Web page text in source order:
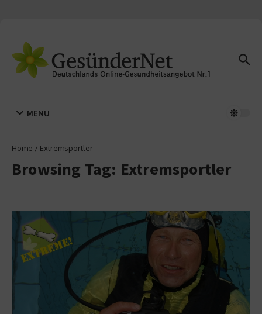
MENU
Home / Extremsportler
Browsing Tag: Extremsportler